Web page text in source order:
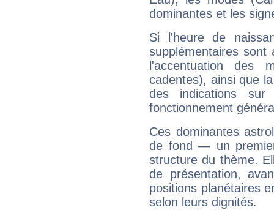
dominantes et les
Si l'heure de
supplémentaires sont
l'accentuation des
cadentes), ainsi que
des indications sur
fonctionnement
Ces dominantes
de fond — un
structure du thème.
de présentation,
positions planétaires
selon leurs dignités.